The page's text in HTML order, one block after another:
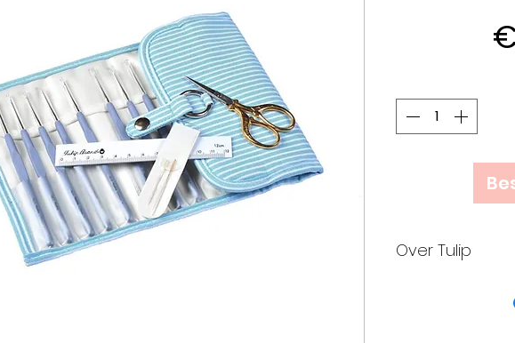
Over Tulip
haaknaalden